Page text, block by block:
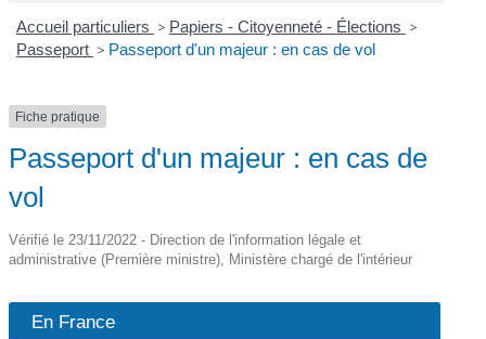
Accueil particuliers > Papiers - Citoyenneté - Élections >
Passeport > Passeport d'un majeur : en cas de vol
Fiche pratique
Passeport d'un majeur : en cas de
vol
Vérifié le 23/11/2022 - Direction de l'information légale et
administrative (Première ministre), Ministère chargé de l'intérieur
En France